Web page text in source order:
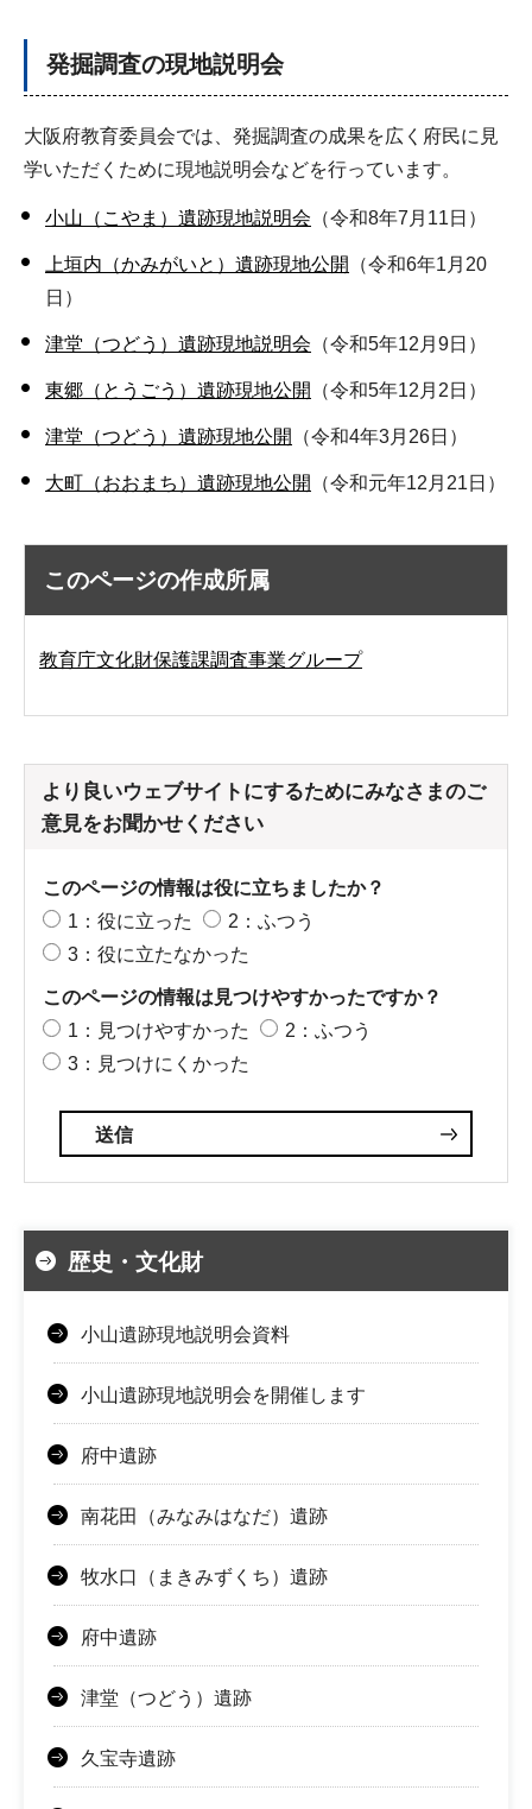
発掘調査の現地説明会
大阪府教育委員会では、発掘調査の成果を広く府民に見
学いただくために現地説明会などを行っています。
小山（こやま）遺跡現地説明会 （令和8年7月11日）
上垣内（かみがいと）遺跡現地公開
（令和6年1月20
日）
津堂（つどう）遺跡現地説明会 （令和5年12月9日）
東郷（とうごう）遺跡現地公開 （令和5年12月2日）
津堂（つどう）遺跡現地公開 （令和4年3月26日）
大町（おおまち）遺跡現地公開 （令和元年12月21日）
このページの作成所属
教育庁文化財保護課調査事業グループ
より良いウェブサイトにするためにみなさまのご
意見をお聞かせください
このページの情報は役に立ちましたか？
1：役に立った
2：ふつう
3：役に立たなかった
このページの情報は見つけやすかったですか？
1：見つけやすかった
2：ふつう
3：見つけにくかった
歴史・文化財
小山遺跡現地説明会資料
小山遺跡現地説明会を開催します
府中遺跡
南花田（みなみはなだ）遺跡
牧水口（まきみずくち）遺跡
府中遺跡
津堂（つどう）遺跡
久宝寺遺跡